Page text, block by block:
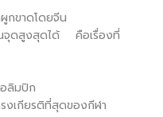
กขาดโดยจีน
นจุดสูงสุดได้ คือเรื่องที่
อลิมปิก
งเกียรติที่สุดของกีฬา